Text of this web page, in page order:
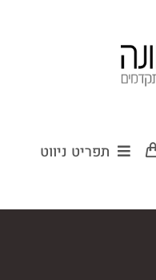
תפריט ניווט